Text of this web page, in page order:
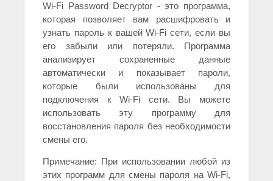
Wi-Fi Password Decryptor - это программа,
которая позволяет вам расшифровать и
узнать пароль к вашей Wi-Fi сети, если вы
его забыли или потеряли. Программа
анализирует сохраненные данные
автоматически и показывает пароли,
которые были использованы для
подключения к Wi-Fi сети. Вы можете
использовать эту программу для
восстановления пароля без необходимости
смены его.
Примечание: При использовании любой из
этих программ для смены пароля на Wi-Fi,